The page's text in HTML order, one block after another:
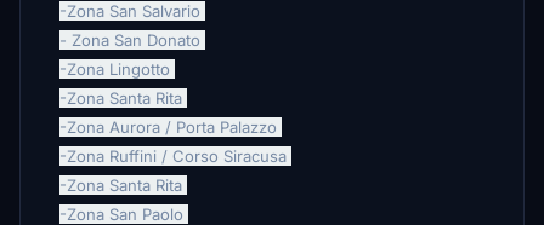
-Zona San Salvario
- Zona San Donato
-Zona Lingotto
-Zona Santa Rita
-Zona Aurora / Porta Palazzo
-Zona Ruffini / Corso Siracusa
-Zona Santa Rita
-Zona San Paolo